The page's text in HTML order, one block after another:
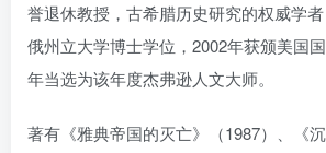
誉退休教授，古希腊历史研究的权威学
俄州立大学博士学位，2002年获颁美国
年当选为该年度杰弗逊人文大师。
著有《雅典帝国的灭亡》（1987）、《沉